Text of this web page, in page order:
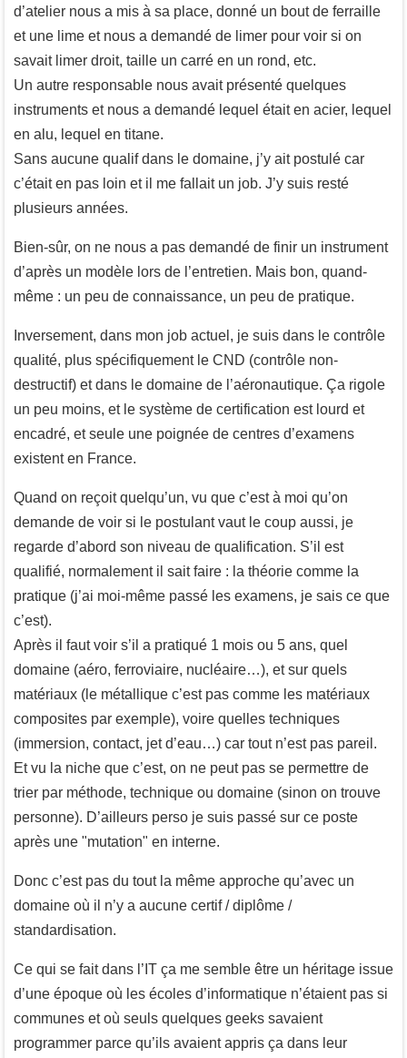
d’atelier nous a mis à sa place, donné un bout de ferraille
et une lime et nous a demandé de limer pour voir si on
savait limer droit, taille un carré en un rond, etc.
Un autre responsable nous avait présenté quelques
instruments et nous a demandé lequel était en acier, lequel
en alu, lequel en titane.
Sans aucune qualif dans le domaine, j’y ait postulé car
c’était en pas loin et il me fallait un job. J’y suis resté
plusieurs années.
Bien-sûr, on ne nous a pas demandé de finir un instrument
d’après un modèle lors de l’entretien. Mais bon, quand-
même : un peu de connaissance, un peu de pratique.
Inversement, dans mon job actuel, je suis dans le contrôle
qualité, plus spécifiquement le CND (contrôle non-
destructif) et dans le domaine de l’aéronautique. Ça rigole
un peu moins, et le système de certification est lourd et
encadré, et seule une poignée de centres d’examens
existent en France.
Quand on reçoit quelqu’un, vu que c’est à moi qu’on
demande de voir si le postulant vaut le coup aussi, je
regarde d’abord son niveau de qualification. S’il est
qualifié, normalement il sait faire : la théorie comme la
pratique (j’ai moi-même passé les examens, je sais ce que
c’est).
Après il faut voir s’il a pratiqué 1 mois ou 5 ans, quel
domaine (aéro, ferroviaire, nucléaire…), et sur quels
matériaux (le métallique c’est pas comme les matériaux
composites par exemple), voire quelles techniques
(immersion, contact, jet d’eau…) car tout n’est pas pareil.
Et vu la niche que c’est, on ne peut pas se permettre de
trier par méthode, technique ou domaine (sinon on trouve
personne). D’ailleurs perso je suis passé sur ce poste
après une "mutation" en interne.
Donc c’est pas du tout la même approche qu’avec un
domaine où il n’y a aucune certif / diplôme /
standardisation.
Ce qui se fait dans l’IT ça me semble être un héritage issue
d’une époque où les écoles d’informatique n’étaient pas si
communes et où seuls quelques geeks savaient
programmer parce qu’ils avaient appris ça dans leur